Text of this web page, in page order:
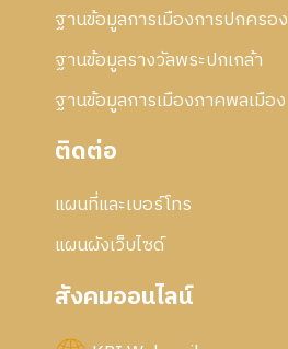
ฐานข้อมูลการเมืองการปกครอง
ฐานข้อมูลรางวัลพระปกเกล้า
ฐานข้อมูลการเมืองภาคพลเมือง
ติดต่อ
แผนที่และเบอร์โทร
แผนผังเว็บไซด์
สังคมออนไลน์